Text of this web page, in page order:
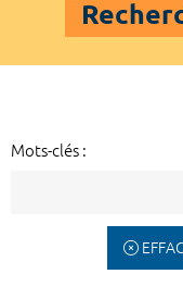
Mots-clés :